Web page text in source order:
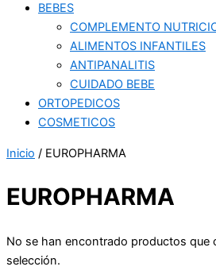
BEBES
COMPLEMENTO
ALIMENTOS INFANTILES
ANTIPANALITIS
CUIDADO BEBE
ORTOPEDICOS
COSMETICOS
Inicio / EUROPHARMA
EUROPHARMA
No se han encontrado productos que
selección.